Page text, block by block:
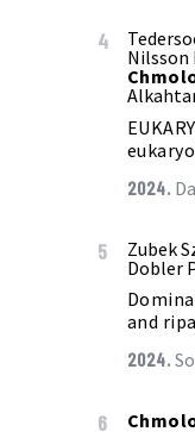
4
Nilsson
2024.
5 Zubek
Dobler
and
2024.
6